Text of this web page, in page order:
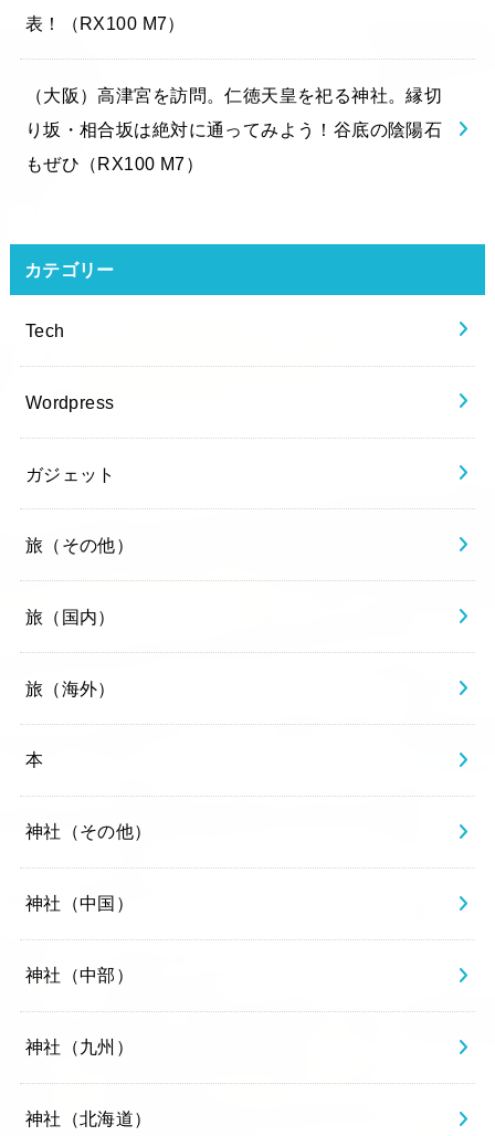
表！（RX100 M7）
（大阪）高津宮を訪問。仁徳天皇を祀る神社。縁切
り坂・相合坂は絶対に通ってみよう！谷底の陰陽石
もぜひ（RX100 M7）
カテゴリー
Tech
Wordpress
ガジェット
旅（その他）
旅（国内）
旅（海外）
本
神社（その他）
神社（中国）
神社（中部）
神社（九州）
神社（北海道）